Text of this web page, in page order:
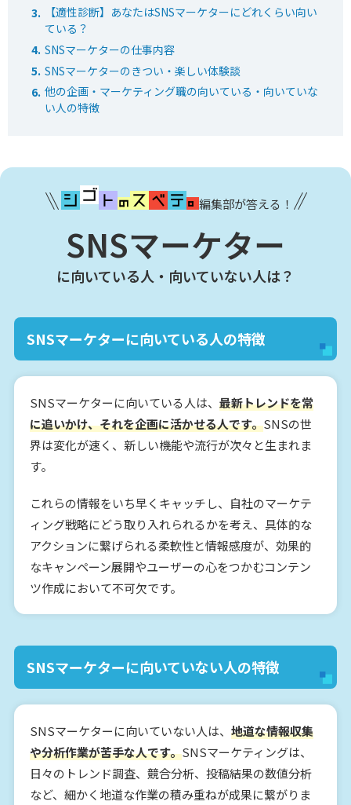
【適性診断】あなたはSNSマーケターにどれくらい向い
ている？
SNSマーケターの仕事内容
SNSマーケターのきつい・楽しい体験談
他の企画・マーケティング職の向いている・向いていな
い人の特徴
編集部が答える！
SNSマーケター
に向いている人・向いていない人は？
SNSマーケターに向いている人の特徴
SNSマーケターに向いている人は、 最新トレンドを常
に追いかけ、それを企画に活かせる人です。SNSの世
界は変化が速く、新しい機能や流行が次々と生まれま
す。
これらの情報をいち早くキャッチし、自社のマーケテ
ィング戦略にどう取り入れられるかを考え、具体的な
アクションに繋げられる柔軟性と情報感度が、効果的
なキャンペーン展開やユーザーの心をつかむコンテン
ツ作成において不可欠です。
SNSマーケターに向いていない人の特徴
SNSマーケターに向いていない人は、 地道な情報収集
や分析作業が苦手な人です。SNSマーケティングは、
日々のトレンド調査、競合分析、投稿結果の数値分析
など、細かく地道な作業の積み重ねが成果に繋がりま